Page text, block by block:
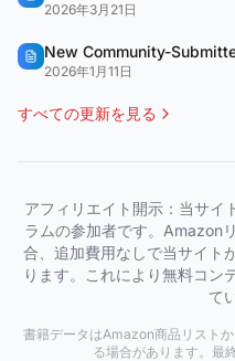
2026年3月21日
New Community-
2026年1月11日
すべての更新を見る
アフィリエイト開示：当サイ
ラムの参加者です。Amazon
合、追加費用なしで当サイト
ります。これにより無料コン
て
書籍データはAmazon商品リスト
る場合があります。最